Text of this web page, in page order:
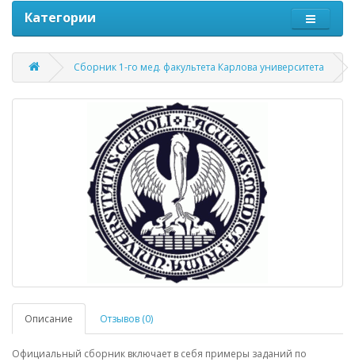
Категории
Сборник 1-го мед. факультета Карлова университета
Описание Отзывов (0)
Официальный сборник включает в себя примеры заданий по